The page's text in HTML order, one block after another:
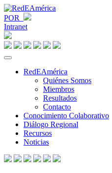
POR
Intranet
RedEAmérica
Quiénes Somos
Miembros
Resultados
Contacto
Conocimiento Colaborativo
Diálogo Regional
Recursos
Noticias